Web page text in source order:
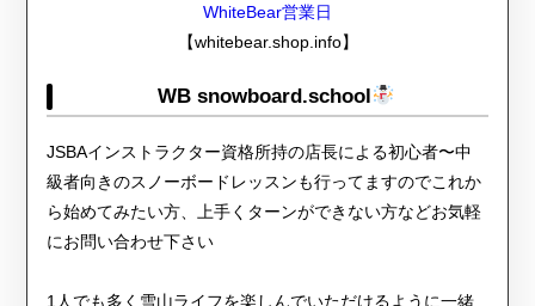
WhiteBear営業日
【whitebear.shop.info】
WB snowboard.school
JSBAインストラクター資格所持の店長による初心者〜中
級者向きのスノーボードレッスンも行ってますのでこれか
ら始めてみたい方、上手くターンができない方などお気軽
にお問い合わせ下さい
1人でも多く雪山ライフを楽しんでいただけるように一緒